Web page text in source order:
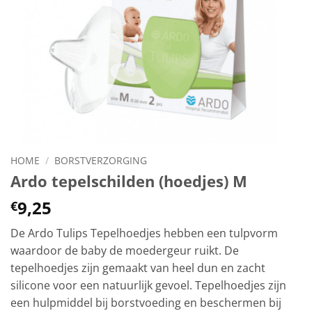
HOME / BORSTVERZORGING
Ardo tepelschilden (hoedjes) M
€9,25
De Ardo Tulips Tepelhoedjes hebben een tulpvorm
waardoor de baby de moedergeur ruikt. De
tepelhoedjes zijn gemaakt van heel dun en zacht
silicone voor een natuurlijk gevoel. Tepelhoedjes zijn
een hulpmiddel bij borstvoeding en beschermen bij